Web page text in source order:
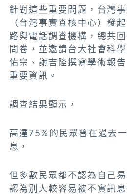
針對這些重要問題，台灣
（台灣事實查核中心）發
路與電話調查機構，總共
問卷，並邀請台大社會科
佑宗、謝吉隆撰寫學術報
重要資訊。
調查結果顯示，
高達75%的民眾曾在過去
息，
但多數民眾都不認為自己
認為別人較容易被不實訊息